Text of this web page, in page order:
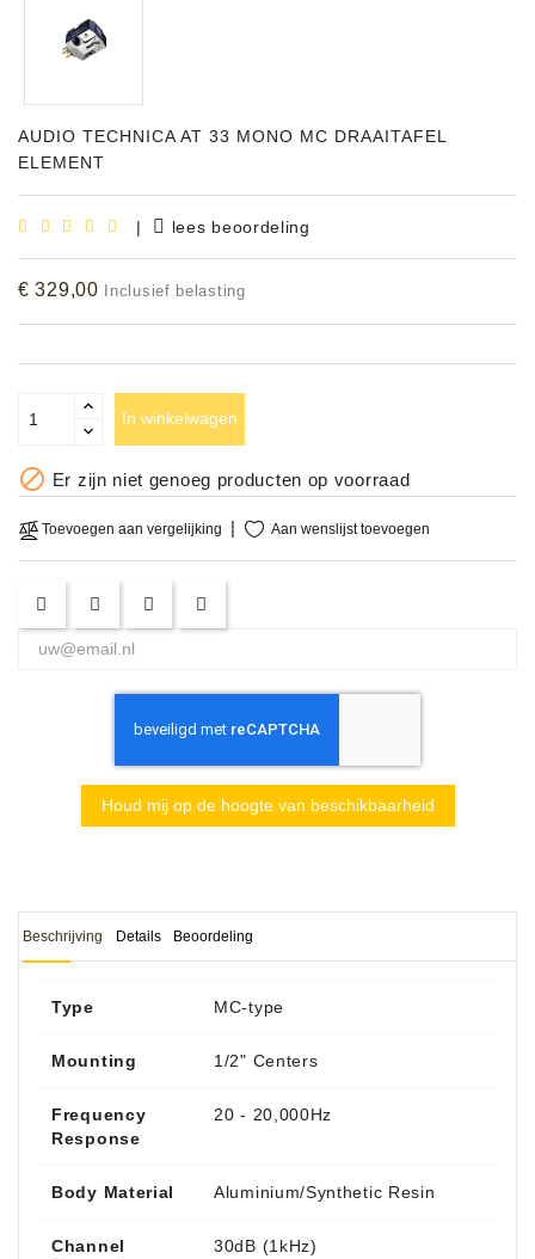
Accessoires
DEMO
OCCASIONS
DEMONSTRATIES
CLINICS
VERHUUR,
AUDIO TECHNICA AT 33 MONO MC DRAAITAFEL
ELEMENT
| lees beoordeling
€ 329,00 Inclusief belasting
In winkelwagen
 Er zijn niet genoeg producten op voorraad
Toevoegen aan vergelijking Aan wenslijst toevoegen
Houd mij op de hoogte van beschikbaarheid
Beschrijving Details Beoordeling
Type MC-type
Mounting 1/2" Centers
Frequency
Response
20 - 20,000Hz
Body Material Aluminium/Synthetic Resin
Channel
30dB (1kHz)